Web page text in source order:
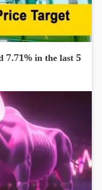
7.71% in the last 5